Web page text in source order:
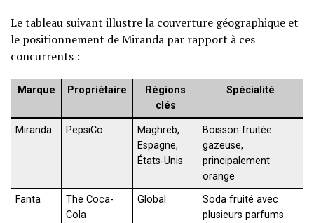
Le tableau suivant illustre la couverture géographique et
le positionnement de Miranda par rapport à ces
concurrents :
Marque Propriétaire
Régions
clés
Spécialité
Miranda PepsiCo
Maghreb,
Espagne,
États-Unis
Boisson fruitée
gazeuse,
principalement
orange
Fanta
The Coca-
Cola
Global
Soda fruité avec
plusieurs parfums